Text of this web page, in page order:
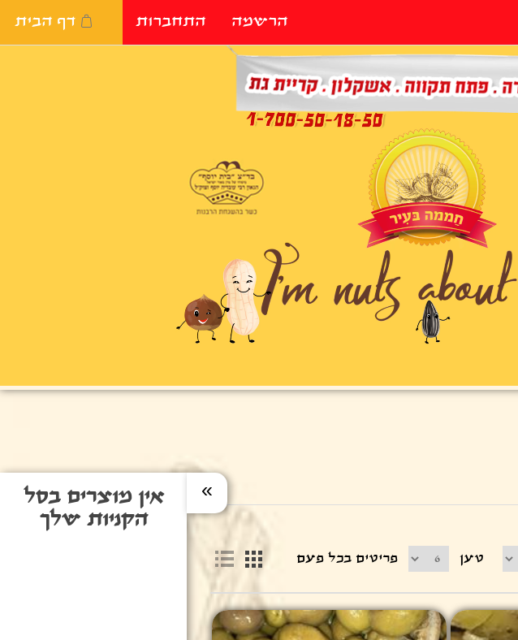
הרשמה התחברות דף הבית
אין מוצרים בסל
הקניות שלך
»
טען פריטים בכל פעם